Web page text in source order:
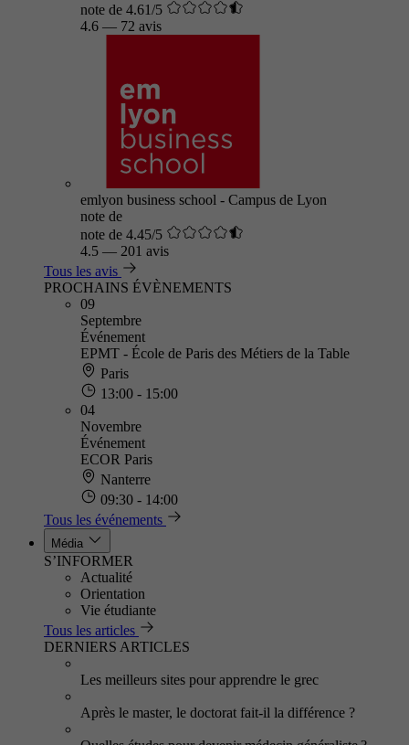
note de 4.61/5
4.6 — 72 avis
emlyon business school - Campus de Lyon
note de
note de 4.45/5
4.5 — 201 avis
Tous les avis
PROCHAINS ÉVÈNEMENTS
09
Septembre
Événement
EPMT - École de Paris des Métiers de la Table
Paris
13:00 - 15:00
04
Novembre
Événement
ECOR Paris
Nanterre
09:30 - 14:00
Tous les événements
Média
S’INFORMER
Actualité
Orientation
Vie étudiante
Tous les articles
DERNIERS ARTICLES
Les meilleurs sites pour apprendre le grec
Après le master, le doctorat fait-il la différence ?